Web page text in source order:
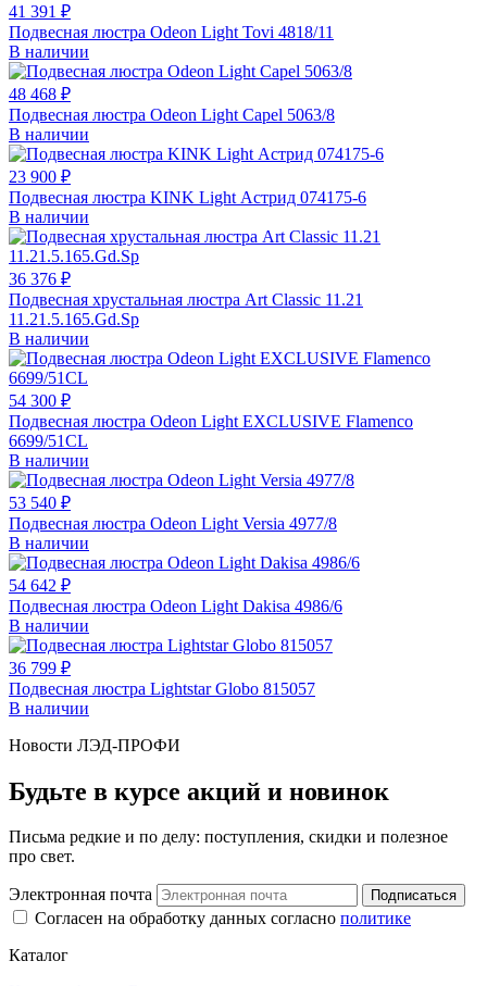
41 391 ₽
Подвесная люстра Odeon Light Tovi 4818/11
В наличии
48 468 ₽
Подвесная люстра Odeon Light Capel 5063/8
В наличии
23 900 ₽
Подвесная люстра KINK Light Астрид 074175-6
В наличии
36 376 ₽
Подвесная хрустальная люстра Art Classic 11.21
11.21.5.165.Gd.Sp
В наличии
54 300 ₽
Подвесная люстра Odeon Light EXCLUSIVE Flamenco
6699/51CL
В наличии
53 540 ₽
Подвесная люстра Odeon Light Versia 4977/8
В наличии
54 642 ₽
Подвесная люстра Odeon Light Dakisa 4986/6
В наличии
36 799 ₽
Подвесная люстра Lightstar Globo 815057
В наличии
Новости ЛЭД-ПРОФИ
Будьте в курсе акций и новинок
Письма редкие и по делу: поступления, скидки и полезное
про свет.
Электронная почта Подписаться
Согласен на обработку данных согласно политике
Каталог